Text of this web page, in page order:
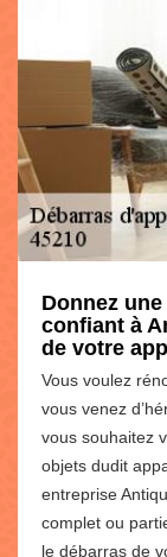
Donnez
confiant à
de votre
Vous voulez
vous venez
vous souhaitez
objets dudit
entreprise
complet ou
le débarras de